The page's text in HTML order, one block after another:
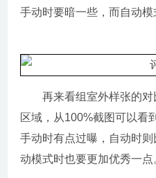
手动时要暗一些，而自动模
再来看组室外样张的对
区域，从100%截图可以看
手动时有点过曝，自动时
动模式时也要更加优秀一点